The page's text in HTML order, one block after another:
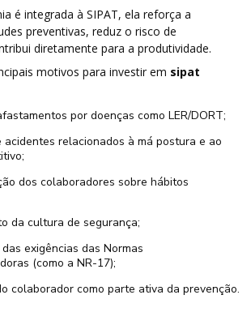
é integrada à SIPAT, ela reforça a
preventivas, reduz o risco de
diretamente para a produtividade.
motivos para investir em sipat
por doenças como LER/DORT;
da cultura de segurança;
(como a NR-17);
colaborador como parte ativa da prevenção.